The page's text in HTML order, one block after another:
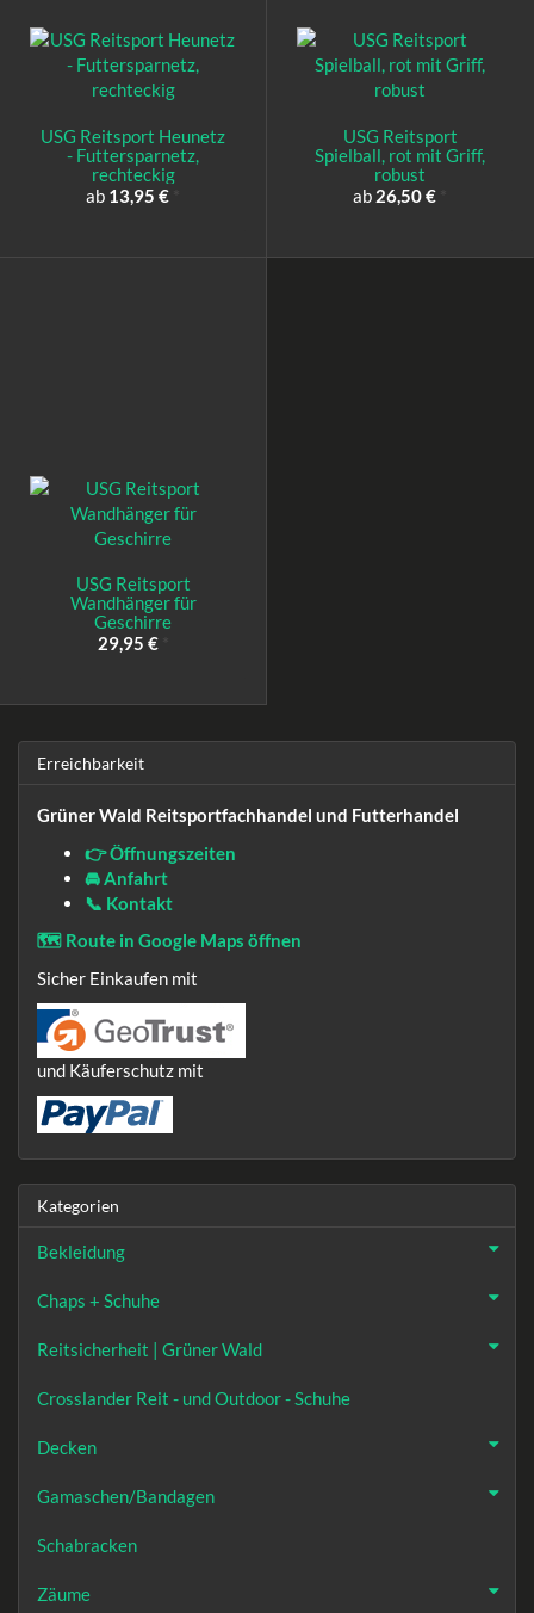
USG Reitsport Heunetz
- Futtersparnetz,
rechteckig
ab 13,95 €
USG Reitsport
Spielball, rot mit Griff,
robust
ab 26,50 €
USG Reitsport
Wandhänger für
Geschirre
29,95 €
Erreichbarkeit
Grüner Wald Reitsportfachhandel und Futterhandel
👉 Öffnungszeiten
🚘 Anfahrt
📞 Kontakt
🗺️ Route in Google Maps öffnen
Sicher Einkaufen mit
und Käuferschutz mit
Kategorien
Bekleidung
Chaps + Schuhe
Reitsicherheit | Grüner Wald
Crosslander Reit - und Outdoor - Schuhe
Decken
Gamaschen/Bandagen
Schabracken
Zäume